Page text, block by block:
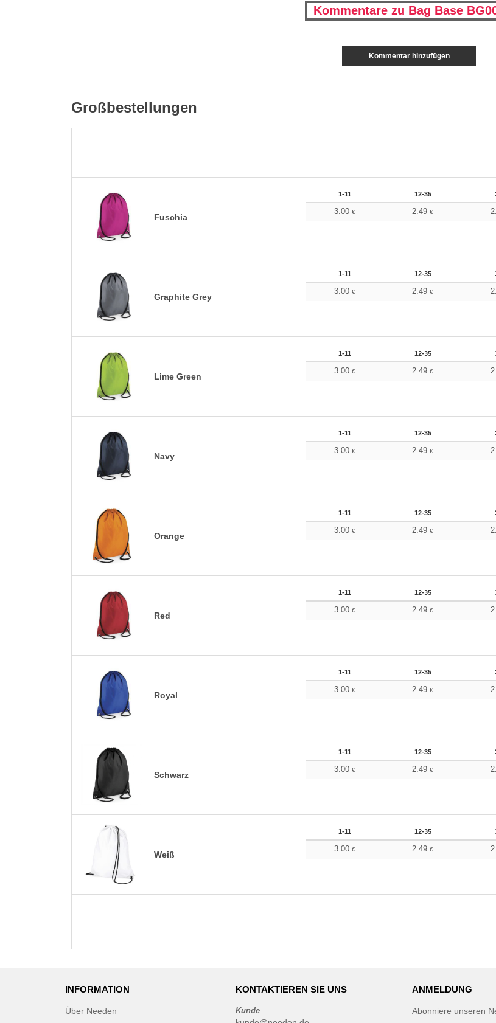
Kommentare zu Bag Base
Kommentar hinzufügen
Großbestellungen
Fuschia
1-11 12-35
3.00 € 2.49€
Graphite Grey
1-11 12-35
3.00 € 2.49€
Lime Green
1-11 12-35
3.00 € 2.49€
Navy
1-11 12-35
3.00 € 2.49€
Orange
1-11 12-35
3.00 € 2.49€
Red
1-11 12-35
3.00 € 2.49€
Royal
1-11 12-35
3.00 € 2.49€
Schwarz
1-11 12-35
3.00 € 2.49€
Weiß
1-11 12-35
3.00 € 2.49€
INFORMATION
Über Needen
KONTAKTIEREN SIE UNS
Kunde
ANMELDUNG
Abonniere unseren